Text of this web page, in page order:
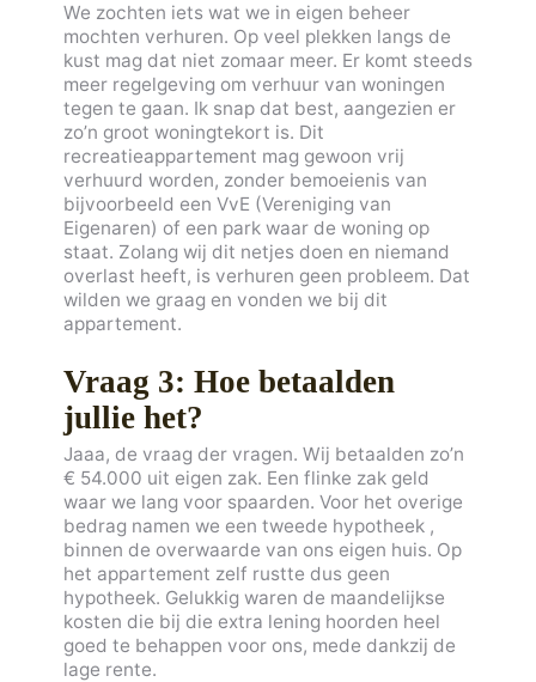
We zochten iets wat we in eigen beheer
mochten verhuren. Op veel plekken langs de
kust mag dat niet zomaar meer. Er komt steeds
meer regelgeving om verhuur van woningen
tegen te gaan. Ik snap dat best, aangezien er
zo’n groot woningtekort is. Dit
recreatieappartement mag gewoon vrij
verhuurd worden, zonder bemoeienis van
bijvoorbeeld een VvE (Vereniging van
Eigenaren) of een park waar de woning op
staat. Zolang wij dit netjes doen en niemand
overlast heeft, is verhuren geen probleem. Dat
wilden we graag en vonden we bij dit
appartement.
Vraag 3: Hoe betaalden
jullie het?
Jaaa, de vraag der vragen. Wij betaalden zo’n
€ 54.000 uit eigen zak. Een flinke zak geld
waar we lang voor spaarden. Voor het overige
bedrag namen we een tweede hypotheek ,
binnen de overwaarde van ons eigen huis. Op
het appartement zelf rustte dus geen
hypotheek. Gelukkig waren de maandelijkse
kosten die bij die extra lening hoorden heel
goed te behappen voor ons, mede dankzij de
lage rente.